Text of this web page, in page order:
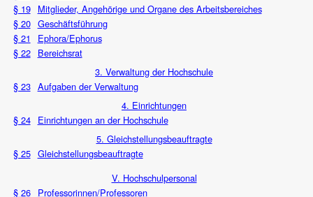
§ 19
Mitglieder, Angehörige und Organe des Arbeitsbereiches
§ 20 Geschäftsführung
§ 21
Ephora/Ephorus
§ 22
Bereichsrat
3. Verwaltung der Hochschule
§ 23 Aufgaben der Verwaltung
4. Einrichtungen
§ 24
Einrichtungen an der Hochschule
5. Gleichstellungsbeauftragte
§ 25 Gleichstellungsbeauftragte
V. Hochschulpersonal
§ 26
Professorinnen/Professoren